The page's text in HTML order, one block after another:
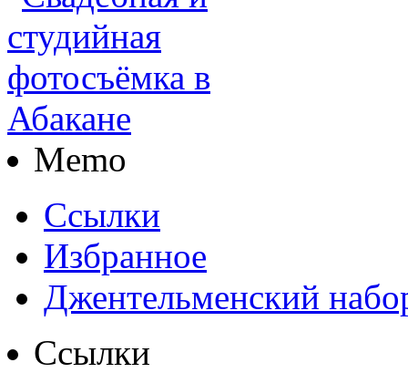
Memo
Ссылки
Избранное
Джентельменский
Ссылки